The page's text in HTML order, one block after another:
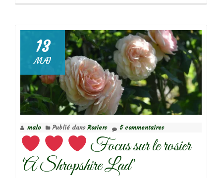
le
rosier
‘Paul
Transon’
13
MAI
malo Publié dans Rosiers 5 commentaires
Focus sur le rosier
‘A Shropshire Lad’